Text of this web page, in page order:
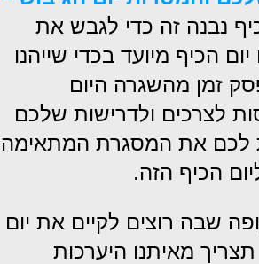
נבנה זה כדי לגבש את
הכיף מיועד בכדי שייהנו
זמן מהשגרה היום
לצרכים ולדרישות שלכם
לכם את המסגרת המתאימה
הכיף הזה.
שבה רוצים לקיים את יום
מאיתנו היערכות